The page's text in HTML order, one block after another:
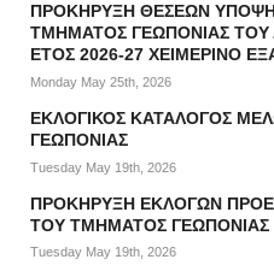
ΠΡΟΚΗΡΥΞΗ ΘΕΣΕΩΝ
ΤΜΗΜΑΤΟΣ ΓΕΩΠΟΝΙΑΣ ΤΟΥ
ΕΤΟΣ 2026-27 ΧΕΙΜΕΡΙΝΟ
Monday May 25th, 2026
ΕΚΛΟΓΙΚΟΣ ΚΑΤΑΛΟΓΟΣ
ΓΕΩΠΟΝΙΑΣ
Tuesday May 19th, 2026
ΠΡΟΚΗΡΥΞΗ ΕΚΛΟΓΩΝ
ΤΟΥ ΤΜΗΜΑΤΟΣ ΓΕΩΠΟΝΙΑΣ
Tuesday May 19th, 2026